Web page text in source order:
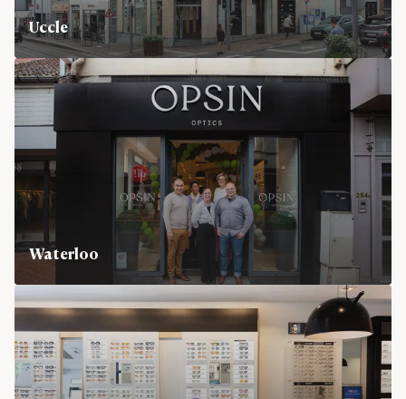
Uccle
Rue Xavier de Bue 29, 1180 Uccle
Waterloo
Chaussée de Bruxelles 256, 1410 Waterloo